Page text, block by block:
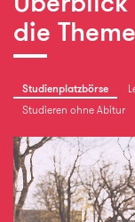
die
Studienplatzbörse
Studieren ohne Abitur